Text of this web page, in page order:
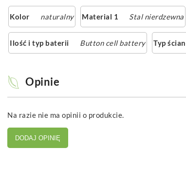
Kolor naturalny Material 1 Stal nierdzewna
Ilość i typ baterii Button cell battery Typ
Opinie
Na razie nie ma opinii o produkcie.
DODAJ OPINIĘ